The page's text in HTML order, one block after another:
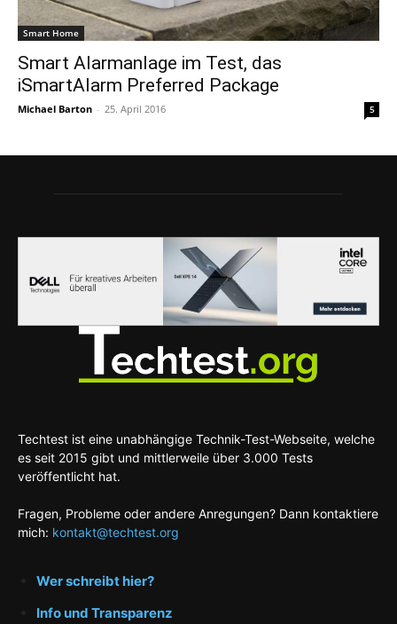
Smart Home
Smart Alarmanlage im Test, das
iSmartAlarm Preferred Package
Michael Barton - 25. April 2016 5
Techtest ist eine unabhängige Technik-Test-Webseite, welche
es seit 2015 gibt und mittlerweile über 3.000 Tests
veröffentlicht hat.
Fragen, Probleme oder andere Anregungen? Dann kontaktiere
mich: kontakt@techtest.org
Wer schreibt hier?
Info und Transparenz